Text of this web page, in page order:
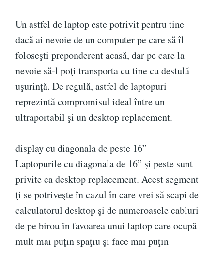
Un astfel de laptop este potrivit pentru tine
dacă ai nevoie de un computer pe care să îl
foloseşti preponderent acasă, dar pe care la
nevoie să-l poţi transporta cu tine cu destulă
uşurinţă. De regulă, astfel de laptopuri
reprezintă compromisul ideal între un
ultraportabil şi un desktop replacement.
display cu diagonala de peste 16”
Laptopurile cu diagonala de 16” şi peste sunt
privite ca desktop replacement. Acest segment
ţi se potriveşte în cazul în care vrei să scapi de
calculatorul desktop şi de numeroasele cabluri
de pe birou în favoarea unui laptop care ocupă
mult mai puţin spaţiu şi face mai puţin